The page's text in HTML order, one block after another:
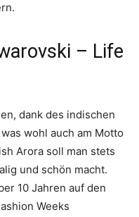
– Life
dank des indischen
wohl auch am Motto
Arora soll man stets
und schön macht.
10 Jahren auf den
Weeks